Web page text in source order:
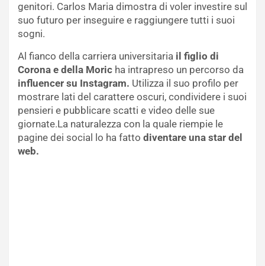
genitori. Carlos Maria dimostra di voler investire sul
suo futuro per inseguire e raggiungere tutti i suoi
sogni.
Al fianco della carriera universitaria il figlio di
Corona e della Moric ha intrapreso un percorso da
influencer su Instagram. Utilizza il suo profilo per
mostrare lati del carattere oscuri, condividere i suoi
pensieri e pubblicare scatti e video delle sue
giornate.La naturalezza con la quale riempie le
pagine dei social lo ha fatto diventare una star del
web.